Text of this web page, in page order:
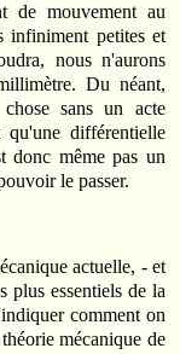
de mouvement au
infiniment petites et
nous n'aurons
Du néant,
sans un acte
qu'une différentielle
donc même pas un
le passer.
actuelle, - et
plus essentiels de la
comment on
mécanique de